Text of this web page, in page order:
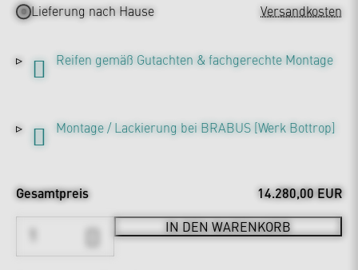
Lieferung nach Hause
Versandkosten
Reifen gemäß Gutachten & fachgerechte Montage
Montage / Lackierung bei BRABUS [Werk Bottrop]
Gesamtpreis 14.280,00 EUR
IN DEN WARENKORB